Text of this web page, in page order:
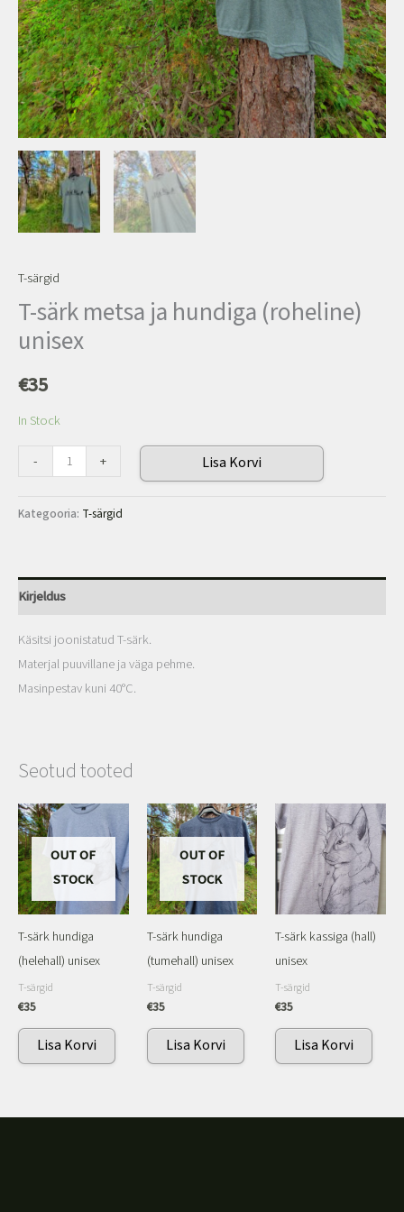
T-särgid
T-särk metsa ja hundiga (roheline)
unisex
€35
In Stock
- + Lisa Korvi
Kategooria: T-särgid
Kirjeldus
Käsitsi joonistatud T-särk.
Materjal puuvillane ja väga pehme.
Masinpestav kuni 40°C.
Seotud tooted
OUT OF
STOCK
T-särk hundiga
(helehall) unisex
T-särgid
€35
Lisa Korvi
OUT OF
STOCK
T-särk hundiga
(tumehall) unisex
T-särgid
€35
Lisa Korvi
T-särk kassiga (hall)
unisex
T-särgid
€35
Lisa Korvi